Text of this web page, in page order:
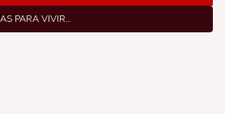
VIVIR EN EUSKERA